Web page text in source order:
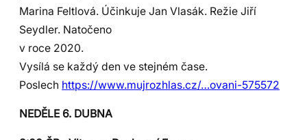
Marina Feltlová. Účinkuje Jan Vlasák. Režie Jiří
Seydler. Natočeno
v roce 2020.
Vysílá se každý den ve stejném čase.
Poslech https://www.mujrozhlas.cz/…ovani-575572
NEDĚLE 6. DUBNA